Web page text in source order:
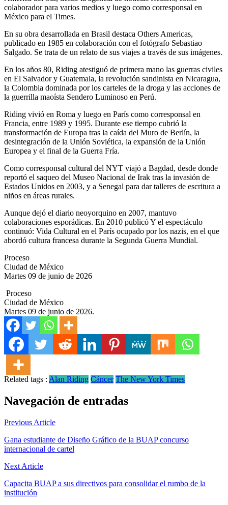
colaborador para varios medios y luego como corresponsal en
México para el Times.
En su obra desarrollada en Brasil destaca Others Americas,
publicado en 1985 en colaboración con el fotógrafo Sebastiao
Salgado. Se trata de un relato de sus viajes a través de sus imágenes.
En los años 80, Riding atestiguó de primera mano las guerras civiles
en El Salvador y Guatemala, la revolución sandinista en Nicaragua,
la Colombia dominada por los carteles de la droga y las acciones de
la guerrilla maoísta Sendero Luminoso en Perú.
Riding vivió en Roma y luego en París como corresponsal en
Francia, entre 1989 y 1995. Durante ese tiempo cubrió la
transformación de Europa tras la caída del Muro de Berlín, la
desintegración de la Unión Soviética, la expansión de la Unión
Europea y el final de la Guerra Fría.
Como corresponsal cultural del NYT viajó a Bagdad, desde donde
reportó el saqueo del Museo Nacional de Irak tras la invasión de
Estados Unidos en 2003, y a Senegal para dar talleres de escritura a
niños en áreas rurales.
Aunque dejó el diario neoyorquino en 2007, mantuvo
colaboraciones esporádicas. En 2010 publicó Y el espectáculo
continuó: Vida Cultural en el París ocupado por los nazis, en el que
abordó cultura francesa durante la Segunda Guerra Mundial.
Proceso
Ciudad de México
Martes 09 de junio de 2026
Proceso
Ciudad de México
Martes 09 de junio de 2026.
Related tags : Alan Riding Cáncer The New York Times
Navegación de entradas
Previous Article
Gana estudiante de Diseño Gráfico de la BUAP concurso
internacional de cartel
Next Article
Capacita BUAP a sus directivos para consolidar el rumbo de la
institución